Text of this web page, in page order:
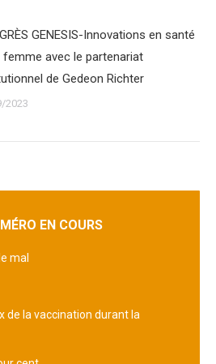
GENESIS-Innovations en santé
femme avec le partenariat
de Gedeon Richter
2023
EN COURS
mal
de la vaccination durant la